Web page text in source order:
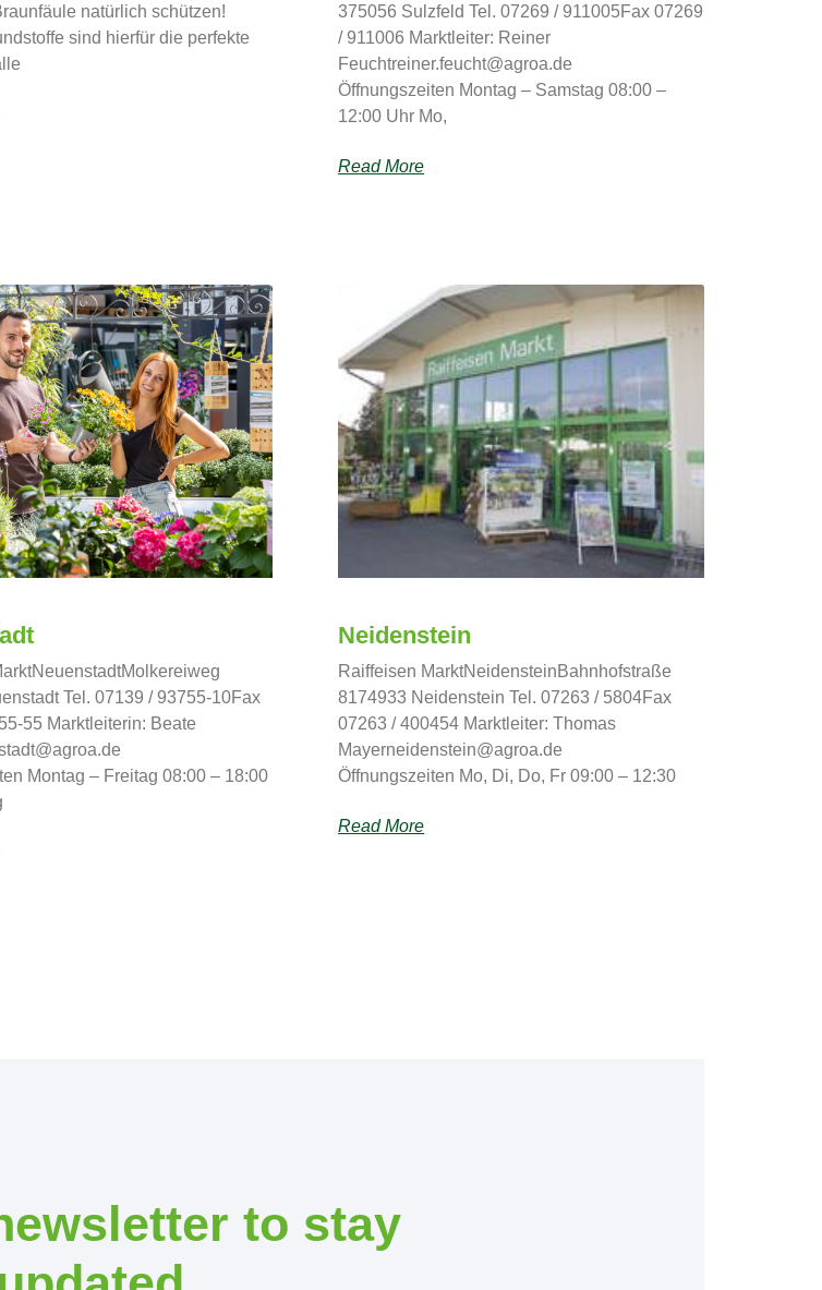
natürlich schützen!
sind hierfür die perfekte
375056 Sulzfeld Tel. 07269 / 911005Fax 07269
/ 911006 Marktleiter: Reiner
Feuchtreiner.feucht@agroa.de
Öffnungszeiten Montag – Samstag 08:00 –
12:00 Uhr Mo,
Read More
Tel. 07139 / 93755-10Fax
55 Marktleiterin: Beate
Montag – Freitag 08:00 – 18:00
Neidenstein
Raiffeisen MarktNeidensteinBahnhofstraße
8174933 Neidenstein Tel. 07263 / 5804Fax
07263 / 400454 Marktleiter: Thomas
Mayerneidenstein@agroa.de
Öffnungszeiten Mo, Di, Do, Fr 09:00 – 12:30
Read More
to stay